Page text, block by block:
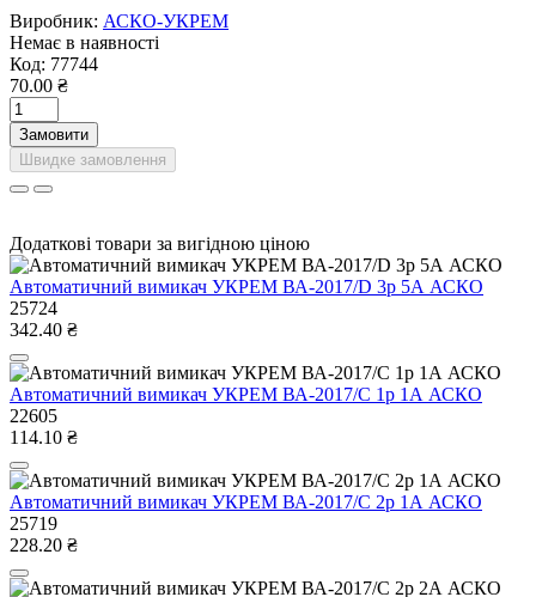
Виробник: АСКО-УКРЕМ
Немає в наявності
Код: 77744
70.00 ₴
Замовити
Швидке замовлення
Додаткові товари за вигідною ціною
Автоматичний вимикач УКРЕМ ВА-2017/D 3р 5А АСКО
25724
342.40 ₴
Автоматичний вимикач УКРЕМ ВА-2017/С 1р 1А АСКО
22605
114.10 ₴
Автоматичний вимикач УКРЕМ ВА-2017/С 2р 1А АСКО
25719
228.20 ₴